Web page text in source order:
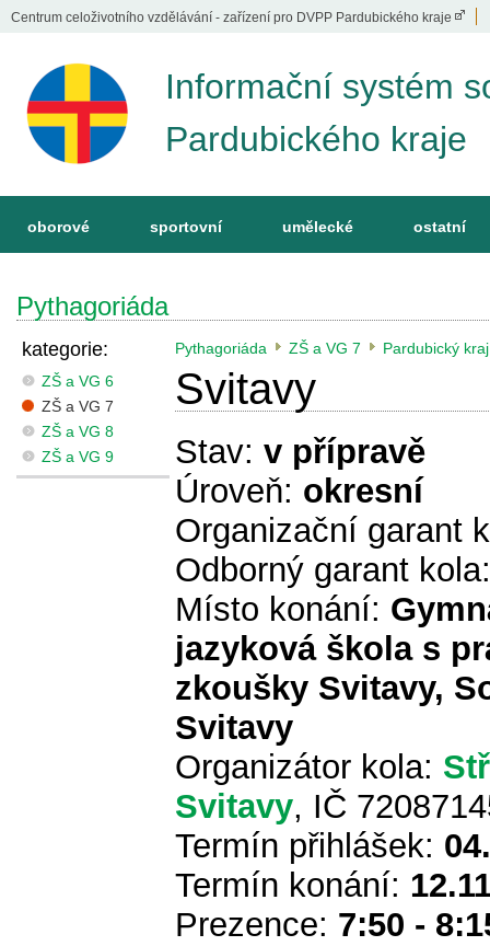
Centrum celoživotního vzdělávání - zařízení pro DVPP Pardubického kraje
Informační systém
Pardubického kraje
oborové sportovní umělecké ostatní
Pythagoriáda
kategorie:
ZŠ a VG 6
ZŠ a VG 7
ZŠ a VG 8
ZŠ a VG 9
Pythagoriáda ZŠ a VG 7 Pardubický kraj
Svitavy
Stav: v přípravě
Úroveň: okresní
Organizační garant
Odborný garant
Místo konání:
jazyková škola s
zkoušky Svitavy,
Svitavy
Organizátor kola:
Svitavy, IČ
Termín přihlášek:
Termín konání:
Prezence: 7:50 -